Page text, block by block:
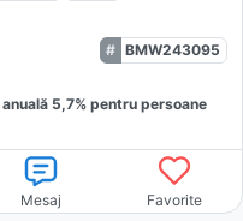
BMW243095
anuală 5,7% pentru persoane
Mesaj Favorite